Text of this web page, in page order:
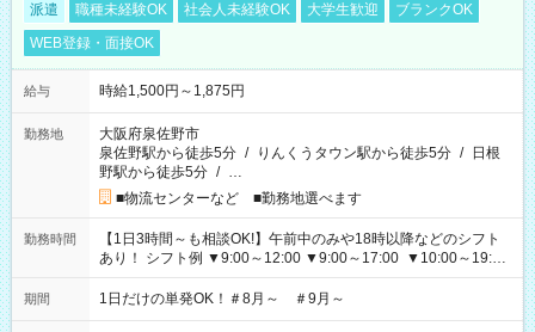
派遣 職種未経験OK 社会人未経験OK 大学生歓迎
ブランクOK
WEB登録・面接OK
給与 時給1,500円～1,875円
勤務地
大阪府泉佐野市
泉佐野駅から徒歩5分 / りんくうタウン駅から徒歩5分 / 日根
野駅から徒歩5分 / …
■物流センターなど ■勤務地選べます
勤務時間
【1日3時間～も相談OK!】午前中のみや18時以降などのシフト
あり！ シフト例 ▼9:00～12:00 ▼9:00～17:00 ▼10:00～19:00
▼18:00～21:00
期間 1日だけの単発OK！＃8月～ ＃9月～